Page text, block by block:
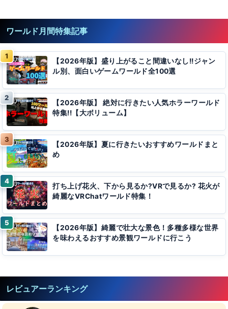
ワールド月間特集記事
【2026年版】盛り上がること間違いなし!!ジャン
ル別、面白いゲームワールド全100選
【2026年版】 絶対に行きたい人気ホラーワールド
特集!!【大ボリューム】
【2026年版】夏に行きたいおすすめワールドまと
め
打ち上げ花火、下から見るか?VRで見るか? 花火が
綺麗なVRChatワールド特集！
【2026年版】綺麗で壮大な景色！多種多様な世界
を味わえるおすすめ景観ワールドに行こう
レビュアーランキング